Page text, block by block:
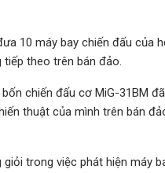
10 máy bay chiến đấu của
theo trên bán đảo.
chiến đấu cơ MiG-31BM
thuật của mình trên bán
trong việc phát hiện máy